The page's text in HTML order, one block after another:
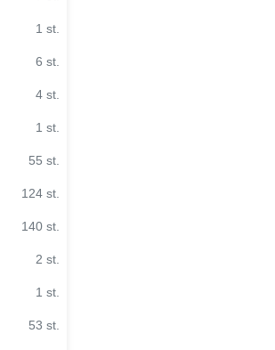
1 st.
6 st.
4 st.
1 st.
55 st.
124 st.
140 st.
2 st.
1 st.
53 st.